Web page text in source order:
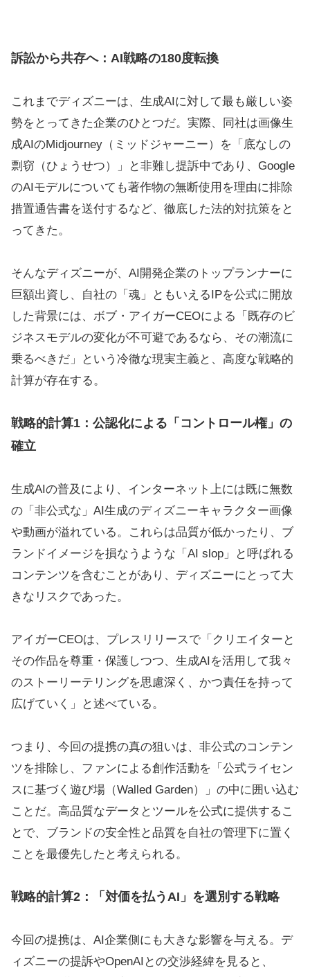
訴訟から共存へ：AI戦略の180度転換
これまでディズニーは、生成AIに対して最も厳しい姿
勢をとってきた企業のひとつだ。実際、同社は画像生
成AIのMidjourney（ミッドジャーニー）を「底なしの
剽窃（ひょうせつ）」と非難し提訴中であり、Google
のAIモデルについても著作物の無断使用を理由に排除
措置通告書を送付するなど、徹底した法的対抗策をと
ってきた。
そんなディズニーが、AI開発企業のトップランナーに
巨額出資し、自社の「魂」ともいえるIPを公式に開放
した背景には、ボブ・アイガーCEOによる「既存のビ
ジネスモデルの変化が不可避であるなら、その潮流に
乗るべきだ」という冷徹な現実主義と、高度な戦略的
計算が存在する。
戦略的計算1：公認化による「コントロール権」の
確立
生成AIの普及により、インターネット上には既に無数
の「非公式な」AI生成のディズニーキャラクター画像
や動画が溢れている。これらは品質が低かったり、ブ
ランドイメージを損なうような「AI slop」と呼ばれる
コンテンツを含むことがあり、ディズニーにとって大
きなリスクであった。
アイガーCEOは、プレスリリースで「クリエイターと
その作品を尊重・保護しつつ、生成AIを活用して我々
のストーリーテリングを思慮深く、かつ責任を持って
広げていく」と述べている。
つまり、今回の提携の真の狙いは、非公式のコンテン
ツを排除し、ファンによる創作活動を「公式ライセン
スに基づく遊び場（Walled Garden）」の中に囲い込む
ことだ。高品質なデータとツールを公式に提供するこ
とで、ブランドの安全性と品質を自社の管理下に置く
ことを最優先したと考えられる。
戦略的計算2：「対価を払うAI」を選別する戦略
今回の提携は、AI企業側にも大きな影響を与える。デ
ィズニーの提訴やOpenAIとの交渉経緯を見ると、